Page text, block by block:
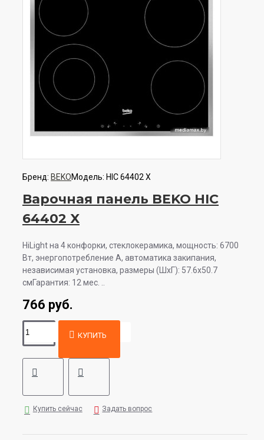
Бренд: BEKOМодель: HIC 64402 X
Варочная панель BEKO HIC
64402 X
HiLight на 4 конфорки, cтеклокерамика, мощность: 6700
Вт, энергопотребление A, автоматика закипания,
независимая установка, размеры (ШхГ): 57.6x50.7
смГарантия: 12 мес. ..
766 руб.
КУПИТЬ
Купить сейчас Задать вопрос